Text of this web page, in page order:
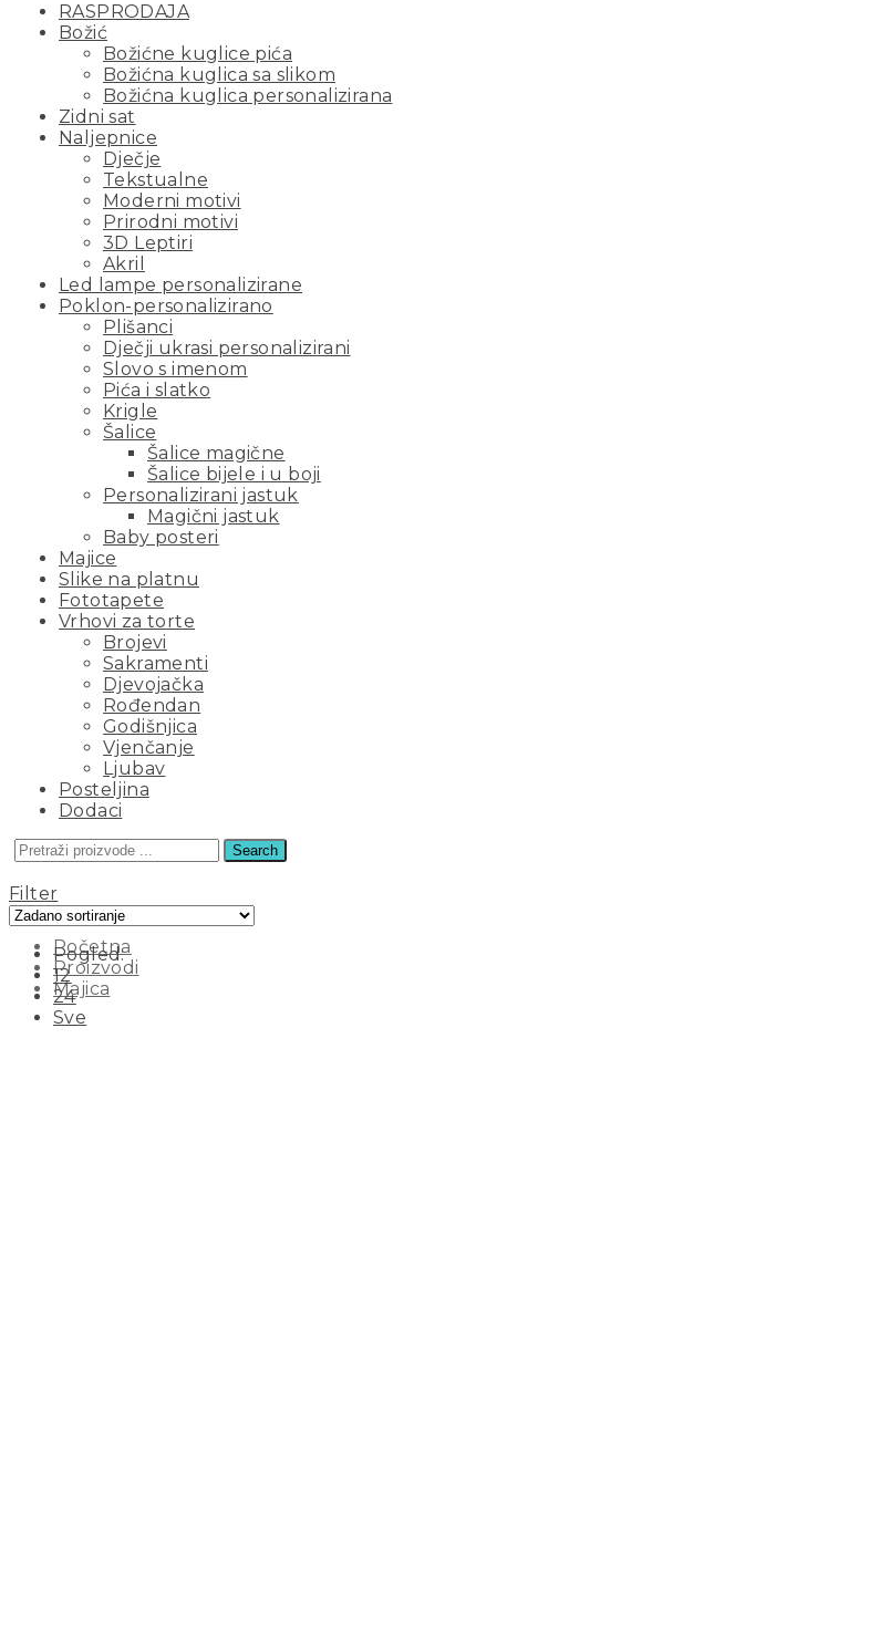
RASPRODAJA
Božić
Božićne kuglice pića
Božićna kuglica sa slikom
Božićna kuglica personalizirana
Zidni sat
Naljepnice
Dječje
Tekstualne
Moderni motivi
Prirodni motivi
3D Leptiri
Akril
Led lampe personalizirane
Poklon-personalizirano
Plišanci
Dječji ukrasi personalizirani
Slovo s imenom
Pića i slatko
Krigle
Šalice
Šalice magične
Šalice bijele i u boji
Personalizirani jastuk
Magični jastuk
Baby posteri
Majice
Slike na platnu
Fototapete
Vrhovi za torte
Brojevi
Sakramenti
Djevojačka
Rođendan
Godišnjica
Vjenčanje
Ljubav
Posteljina
Dodaci
Search
MAJICA
Početna
Proizvodi
Majica
Filter
Pogled:
12
24
Sve